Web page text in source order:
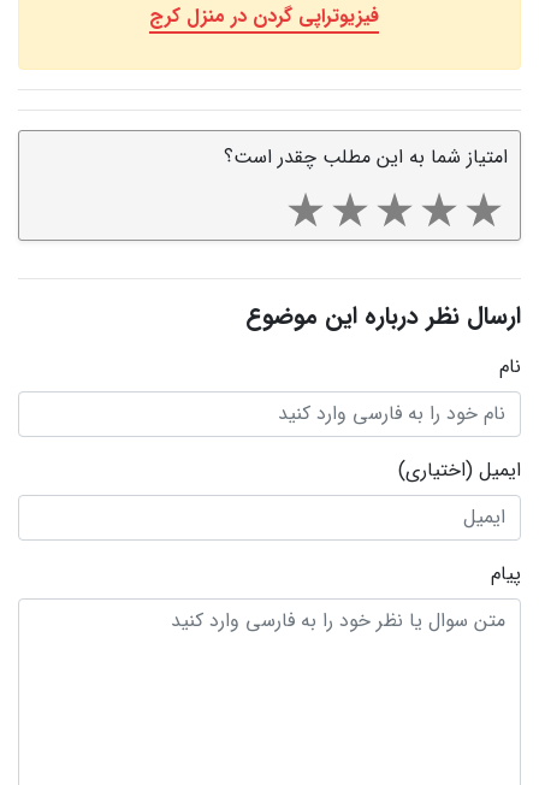
فیزیوتراپی گردن در منزل کرج
امتیاز شما به این مطلب چقدر است؟
ارسال نظر درباره این موضوع
نام
ایمیل (اختیاری)
پیام